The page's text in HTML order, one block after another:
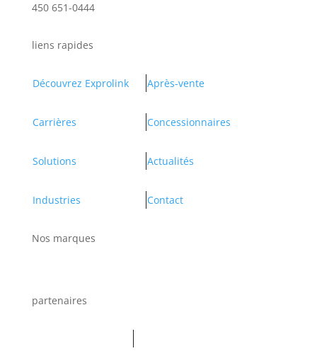
450 651-0444
liens rapides
Découvrez Exprolink Après-vente
Carrières Concessionnaires
Solutions Actualités
Industries Contact
Nos marques
partenaires